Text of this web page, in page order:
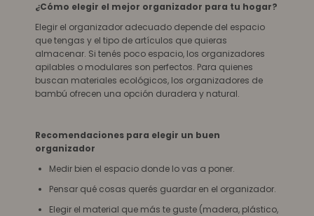
¿Cómo elegir el mejor organizador para tu hogar?
Elegir el organizador adecuado depende del espacio
que tengas y el tipo de artículos que quieras
almacenar. Si tenés poco espacio, los organizadores
apilables o modulares son perfectos. Para quienes
buscan materiales ecológicos, los organizadores de
bambú ofrecen una opción duradera y natural.
Recomendaciones para elegir un buen
organizador
Medir bien el espacio donde lo vas a poner.
Pensar qué cosas querés guardar en el organizador.
Elegir el material que más te guste (madera, plástico,